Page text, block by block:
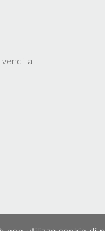
vendita